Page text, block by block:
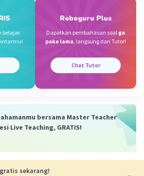
·0.0(0 Balas
belajar
Roboguru Plus
Dapatkan pembahasan soal ga
pake lama, langsung dari Tutor!
Chat Tutor
bersama Master Teacher
Live Teaching, GRATIS!
sekarang!